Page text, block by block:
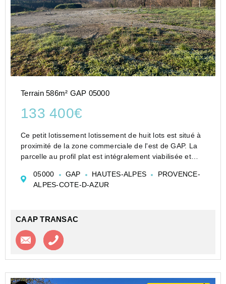
Terrain 586m² GAP 05000
133 400€
Ce petit lotissement lotissement de huit lots est situé à
proximité de la zone commerciale de l'est de GAP. La
parcelle au profil plat est intégralement viabilisée et
habitations soit dans le cadre d&#...
05000 GAP HAUTES-ALPES
PROVENCE-
ALPES-COTE-D-AZUR
CAAP TRANSAC
Contacter l'agence